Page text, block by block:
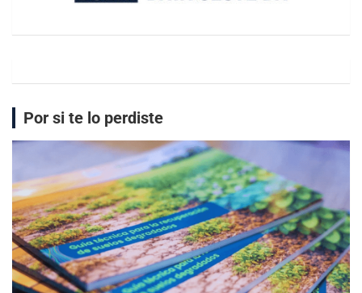
Por si te lo perdiste